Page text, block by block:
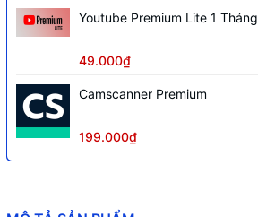
Youtube Premium Lite 1 Tháng
49.000₫
Camscanner Premium
199.000₫